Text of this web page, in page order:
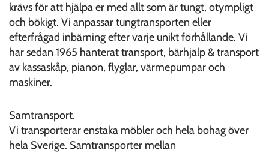
krävs för att hjälpa er med allt som är tungt, otympligt
och bökigt. Vi anpassar tungtransporten eller
efterfrågad inbärning efter varje unikt förhållande. Vi
har sedan 1965 hanterat transport, bärhjälp & transport
av kassaskåp, pianon, flyglar, värmepumpar och
maskiner.
Samtransport.
Vi transporterar enstaka möbler och hela bohag över
hela Sverige. Samtransporter mellan